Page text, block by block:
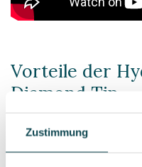
Zustimmung
Vorteile der
Diamond Tip
Tiefere Exfoliation:
abgestorbene